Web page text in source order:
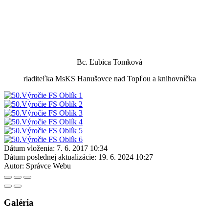
Bc. Ľubica Tomková
riaditeľka MsKS Hanušovce nad Topľou a knihovníčka
Dátum vloženia: 7. 6. 2017 10:34
Dátum poslednej aktualizácie: 19. 6. 2024 10:27
Autor: Správce Webu
Galéria